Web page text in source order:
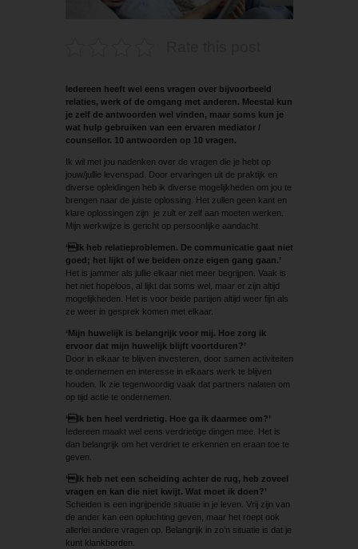
Iedereen heeft wel eens vragen over bijvoorbeeld
relaties, werk of de omgang met anderen. Meestal kun
je zelf de antwoorden wel vinden, maar soms kun je
wat hulp gebruiken van een ervaren mediator /
counsellor. 10 antwoorden op 10 vragen.
Ik wil met jou nadenken over de vragen die je hebt op
jouw/jullie levenspad. Door ­ervaringen uit de praktijk en
diverse opleidingen heb ik diverse mogelijkheden om jou te
brengen naar de juiste oplossing. Het zullen geen kant en
klare oplossingen zijn: je zult er zelf aan moeten werken.
Mijn werkwijze is gericht op persoonlijke aandacht.
‘Ik heb relatieproblemen. De communicatie gaat niet
goed; het lijkt of we beiden onze eigen gang gaan.’
Het is jammer als jullie elkaar niet meer begrijpen. Vaak is
het niet hopeloos, al lijkt dat soms wel, maar er zijn altijd
mogelijkheden. Het is voor beide partijen altijd weer fijn als
ze weer in gesprek komen met elkaar.
‘Mijn huwelijk is belangrijk voor mij. Hoe zorg ik
ervoor dat mijn huwelijk blijft voortduren?’
Door in elkaar te blijven investeren, door samen activiteiten
te ondernemen en interesse in elkaars werk te blijven
houden. Ik zie tegenwoordig vaak dat partners ­nalaten om
op tijd actie te ondernemen.
‘Ik ben heel verdrietig. Hoe ga ik daarmee om?’
Iedereen maakt wel eens verdrietige dingen mee. Het is
dan belangrijk om het verdriet te erkennen en eraan toe te
geven.
‘Ik heb net een scheiding achter de rug, heb zoveel
vragen en kan die niet kwijt. Wat moet ik doen?’
Scheiden is een ingrijpende situatie in je leven. Vrij zijn van
de ander kan een opluchting geven, maar het roept ook
allerlei andere vragen op. Belangrijk in zo’n situatie is dat je
kunt klankborden.